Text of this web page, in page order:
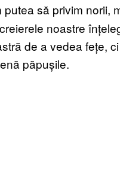
putea să privim
noastre
de a vedea fețe,
păpușile.